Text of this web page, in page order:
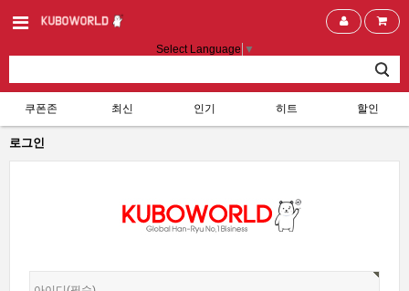
Select Language ▼
쿠폰존 최신 인기 히트 할인
로그인